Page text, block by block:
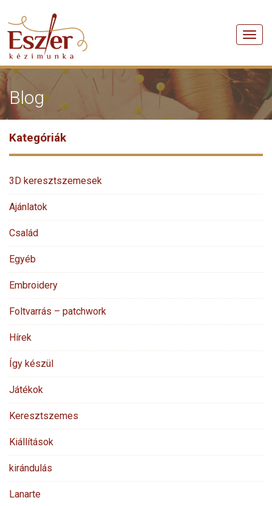
Menü
Blog
Kategóriák
3D keresztszemesek
Ajánlatok
Család
Egyéb
Embroidery
Foltvarrás – patchwork
Hírek
Így készül
Játékok
Keresztszemes
Kiállítások
kirándulás
Lanarte